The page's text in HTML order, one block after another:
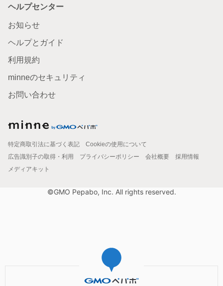
ヘルプセンター
お知らせ
ヘルプとガイド
利用規約
minneのセキュリティ
お問い合わせ
特定商取引法に基づく表記
Cookieの使用について
広告識別子の取得・利用
プライバシーポリシー 会社概要
採用情報
メディアキット
©GMO Pepabo, Inc. All rights reserved.